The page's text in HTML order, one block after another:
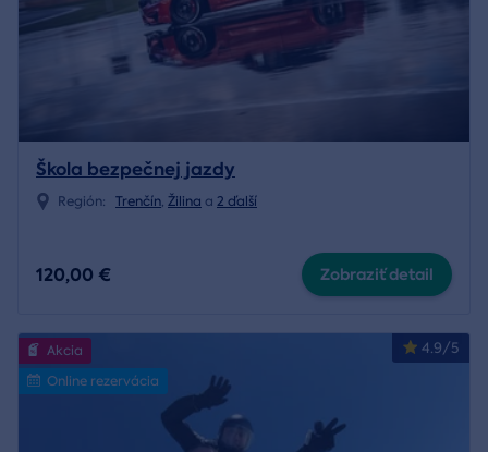
Škola bezpečnej jazdy
Región: Trenčín, Žilina a 2 ďalší
120,00 € Zobraziť detail
4.9/5
Akcia
Online rezervácia